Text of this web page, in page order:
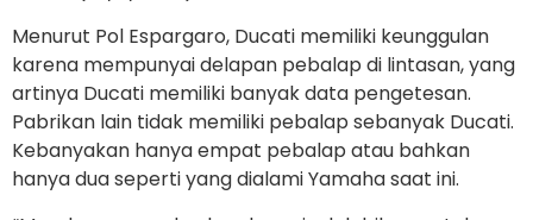
Menurut Pol Espargaro, Ducati memiliki keunggulan
karena mempunyai delapan pebalap di lintasan, yang
artinya Ducati memiliki banyak data pengetesan.
Pabrikan lain tidak memiliki pebalap sebanyak Ducati.
Kebanyakan hanya empat pebalap atau bahkan
hanya dua seperti yang dialami Yamaha saat ini.